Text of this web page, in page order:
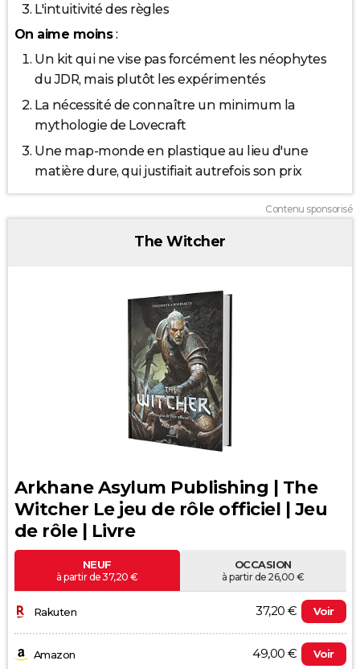
L'intuitivité des règles
On aime moins:
Un kit qui ne vise pas forcément les néophytes
du JDR, mais plutôt les expérimentés
La nécessité de connaître un minimum la
mythologie de Lovecraft
Une map-monde en plastique au lieu d'une
matière dure, qui justifiait autrefois son prix
Contenu sponsorisé
The Witcher
Arkhane Asylum Publishing | The
Witcher Le jeu de rôle officiel | Jeu
de rôle | Livre
NEUF
à partir de 37,20 €
OCCASION
à partir de 26,00 €
Rakuten 37,20 € Voir
Amazon 49,00 € Voir